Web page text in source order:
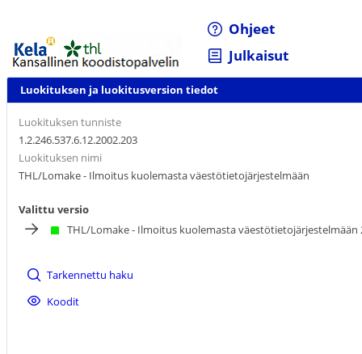
Ohjeet
Julkaisut
Luokituksen ja luokitusversion tiedot
Luokituksen tunniste
1.2.246.537.6.12.2002.203
Luokituksen nimi
THL/Lomake - Ilmoitus kuolemasta väestötietojärjestelmään
Valittu versio
THL/Lomake - Ilmoitus kuolemasta väestötietojärjestelmään
Tarkennettu haku
Koodit